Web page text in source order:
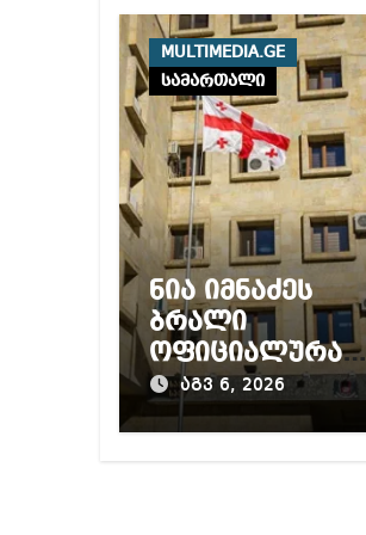
MULTIMEDIA.GE
სამართალი
ნია იმნაძეს
ბრალი
ოფიციალურად
წაუყენეს –
აღნიშნული
აგვ 6, 2026